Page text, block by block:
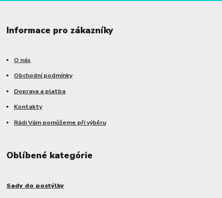
Informace pro zákazníky
O nás
Obchodní podmínky
Doprava a platba
Kontakty
Rádi Vám pomůžeme při výběru
Oblíbené kategórie
Sady do postýlky